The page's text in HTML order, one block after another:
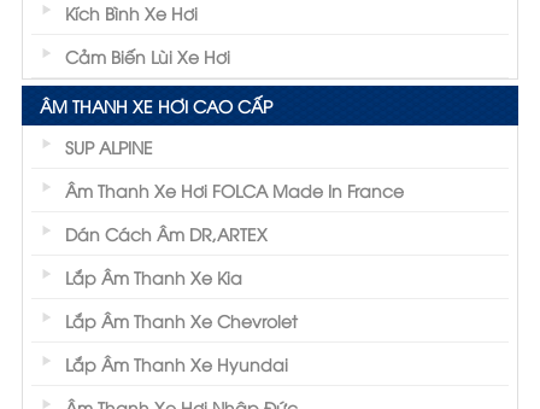
Kích Bình Xe Hơi
Cảm Biến Lùi Xe Hơi
ÂM THANH XE HƠI CAO CẤP
SUP ALPINE
Âm Thanh Xe Hơi FOLCA Made In France
Dán Cách Âm DR,ARTEX
Lắp Âm Thanh Xe Kia
Lắp Âm Thanh Xe Chevrolet
Lắp Âm Thanh Xe Hyundai